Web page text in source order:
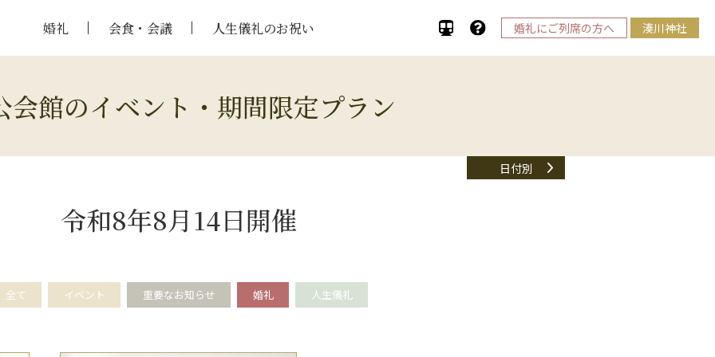
婚礼 会食・会議 人生儀礼のお祝い 婚礼にご列席の方へ 湊川神社
会館のイベント・期間限定プラン
日付別
令和8年8月14日開催
全て イベント 重要なお知らせ 婚礼 人生儀礼